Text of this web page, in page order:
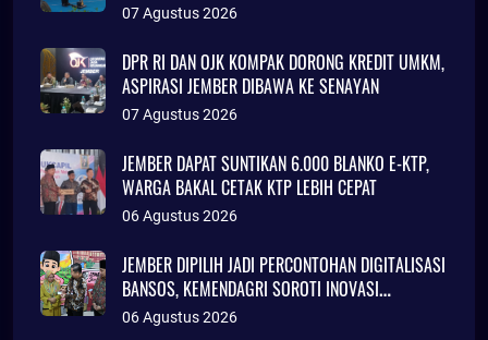
07 Agustus 2026
DPR RI DAN OJK KOMPAK DORONG KREDIT UMKM,
ASPIRASI JEMBER DIBAWA KE SENAYAN
07 Agustus 2026
JEMBER DAPAT SUNTIKAN 6.000 BLANKO E-KTP,
WARGA BAKAL CETAK KTP LEBIH CEPAT
06 Agustus 2026
JEMBER DIPILIH JADI PERCONTOHAN DIGITALISASI
BANSOS, KEMENDAGRI SOROTI INOVASI
ADMINDUK
06 Agustus 2026